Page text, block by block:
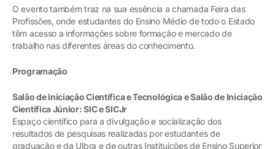
O evento também traz na sua essência a chamada Feira das
Profissões, onde estudantes do Ensino Médio de todo o Estado
têm acesso a informações sobre formação e mercado de
trabalho nas diferentes áreas do conhecimento.
Programação
Salão de Iniciação Científica e Tecnológica e Salão de Iniciação
Científica Júnior: SIC e SICJr
Espaço científico para a divulgação e socialização dos
resultados de pesquisas realizadas por estudantes de
graduação e da Ulbra e de outras Instituições de Ensino Superior